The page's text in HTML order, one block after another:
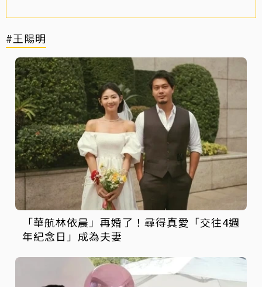
#王陽明
「華航林依晨」再婚了！尋得真愛「交往4週
年紀念日」成為夫妻